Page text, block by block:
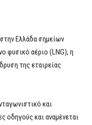
Ελλάδα σημείων
φυσικό αέριο (LNG), η
της εταιρείας
και
οδηγούς και αναμένεται